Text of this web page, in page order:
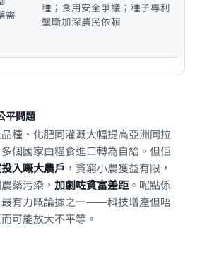
需
種；食用安全爭議；種子專利
壟斷加深農民依賴
平問題
種、化肥同灌溉大幅提高亞洲同拉
個國家由糧食進口轉為自給。但佢
入嘅大農戶 ，貧窮小農獲益有限，
藥污染， 加劇咗貧富差距 。呢點係
最有力嘅論據之一——科技增產但唔
可能放大不平等。